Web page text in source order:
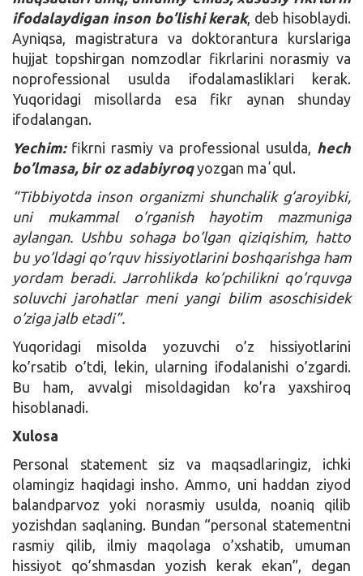
ifodalaydigan inson bo’lishi kerak, deb hisoblaydi.
Ayniqsa, magistratura va doktorantura kurslariga
hujjat topshirgan nomzodlar fikrlarini norasmiy va
noprofessional usulda ifodalamasliklari kerak.
Yuqoridagi misollarda esa fikr aynan shunday
ifodalangan.
Yechim: fikrni rasmiy va professional usulda, hech
bo’lmasa, bir oz adabiyroqyozgan maʼqul.
“Tibbiyotda inson organizmi shunchalik g’aroyibki,
uni mukammal o’rganish hayotim mazmuniga
aylangan. Ushbu sohaga bo’lgan qiziqishim, hatto
bu yo’ldagi qo’rquv hissiyotlarini boshqarishga ham
yordam beradi. Jarrohlikda ko’pchilikni qo’rquvga
soluvchi jarohatlar meni yangi bilim asoschisidek
o’ziga jalb etadi”.
Yuqoridagi misolda yozuvchi o’z hissiyotlarini
ko’rsatib o’tdi, lekin, ularning ifodalanishi o’zgardi.
Bu ham, avvalgi misoldagidan ko’ra yaxshiroq
hisoblanadi.
Xulosa
Personal statement siz va maqsadlaringiz, ichki
olamingiz haqidagi insho. Ammo, uni haddan ziyod
balandparvoz yoki norasmiy usulda, noaniq qilib
yozishdan saqlaning. Bundan “personal statementni
rasmiy qilib, ilmiy maqolaga o’xshatib, umuman
hissiyot qo’shmasdan yozish kerak ekan”, degan